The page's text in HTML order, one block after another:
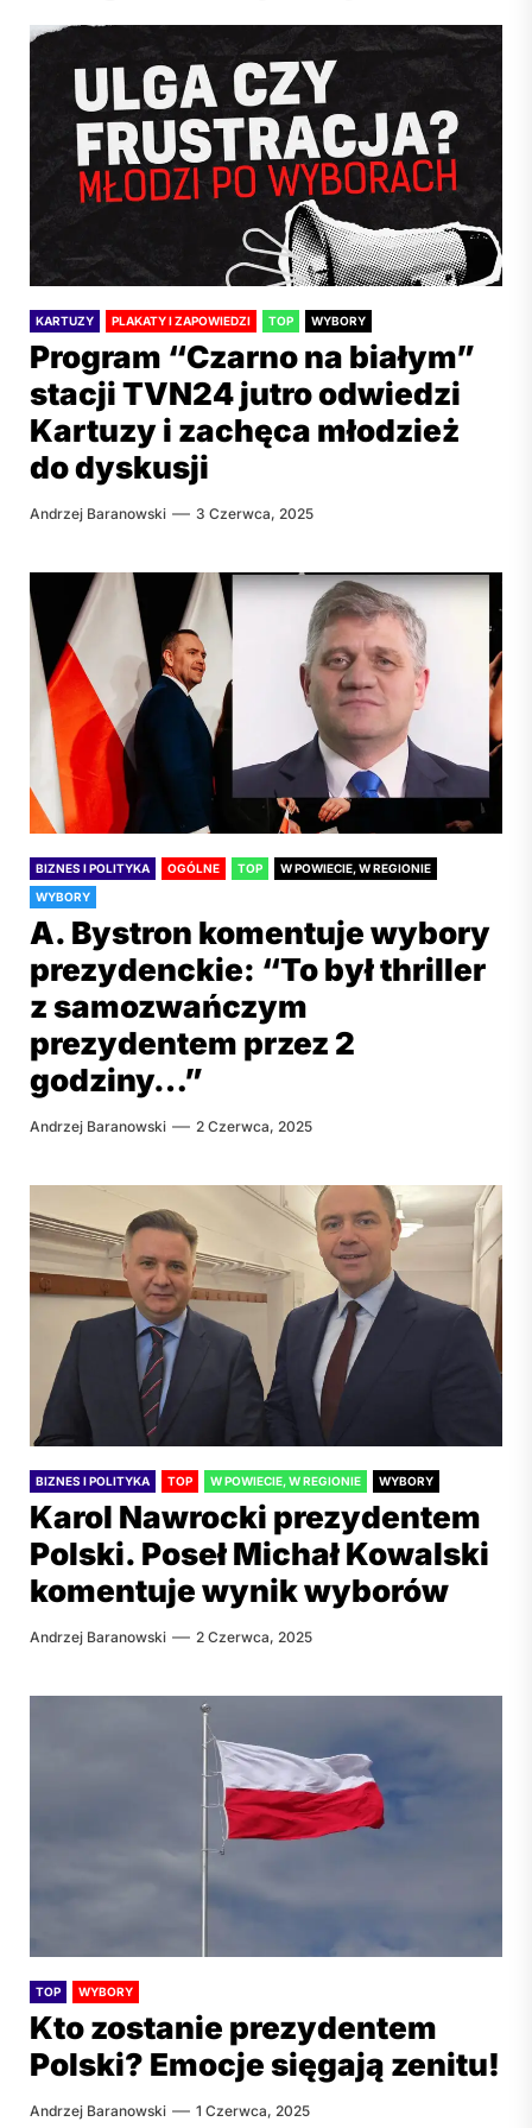
KARTUZY PLAKATY I ZAPOWIEDZI TOP WYBORY
Program “Czarno na białym”
stacji TVN24 jutro odwiedzi
Kartuzy i zachęca młodzież
do dyskusji
Andrzej Baranowski 3 Czerwca, 2025
BIZNES I POLITYKA OGÓLNE TOP
W POWIECIE, W REGIONIE
WYBORY
A. Bystron komentuje wybory
prezydenckie: “To był thriller
z samozwańczym
prezydentem przez 2
godziny…”
Andrzej Baranowski 2 Czerwca, 2025
BIZNES I POLITYKA TOP W POWIECIE, W REGIONIE WYBORY
Karol Nawrocki prezydentem
Polski. Poseł Michał Kowalski
komentuje wynik wyborów
Andrzej Baranowski 2 Czerwca, 2025
TOP WYBORY
Kto zostanie prezydentem
Polski? Emocje sięgają zenitu!
Andrzej Baranowski 1 Czerwca, 2025